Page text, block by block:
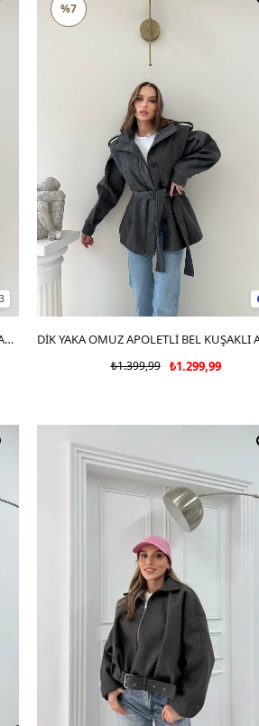
3
DİK YAKA OMUZ APOLETLİ BEL KUŞAKLI ASTARLI KAŞE KABAN BORDO 2004
SEPETE EKLE
₺1.299,99
₺1.399,99
%7